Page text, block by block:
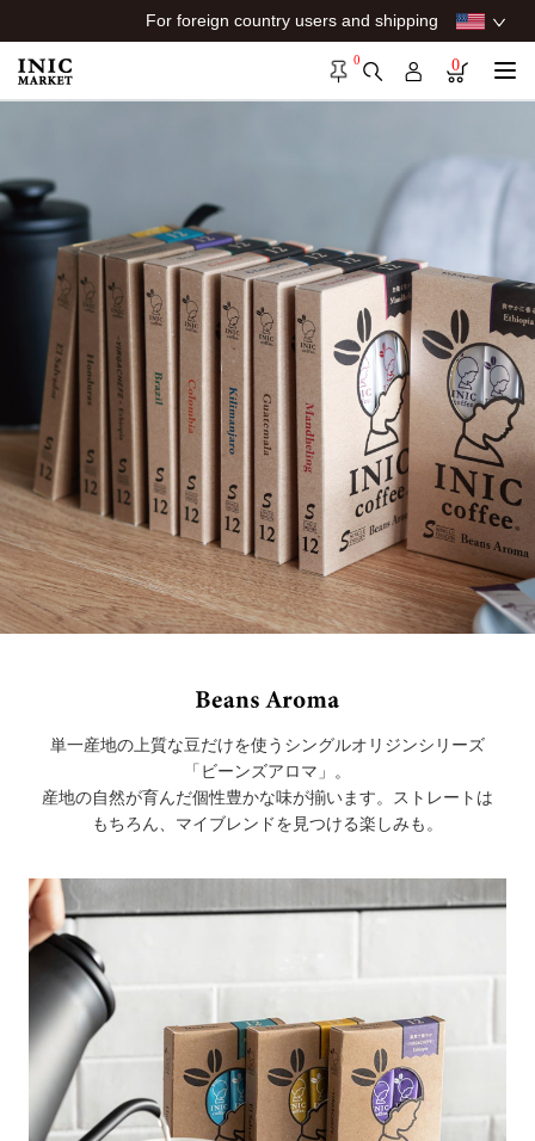
For foreign country users and shipping
0 0
単一産地の上質な豆だけを使うシングルオリジンシリーズ
「ビーンズアロマ」。
産地の自然が育んだ個性豊かな味が揃います。ストレートは
もちろん、マイブレンドを見つける楽しみも。